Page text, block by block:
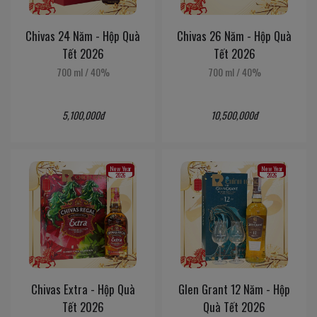
Chivas 24 Năm - Hộp Quà
Tết 2026
700 ml /40%
5,100,000đ
Chivas 26 Năm - Hộp Quà
Tết 2026
700 ml /40%
10,500,000đ
New Year
2026
Chivas Extra - Hộp Quà
Tết 2026
New Year
2026
Glen Grant 12 Năm - Hộp
Quà Tết 2026